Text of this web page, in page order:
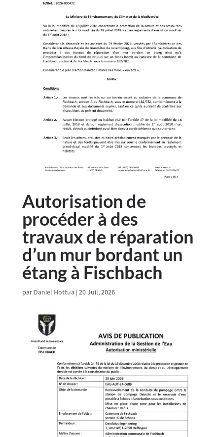
Autorisation de
procéder à des
travaux de réparation
d’un mur bordant un
étang à Fischbach
par Daniel Hottua | 20 Juil, 2026